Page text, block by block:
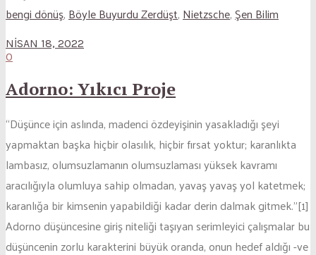
bengi dönüş, Böyle Buyurdu Zerdüşt, Nietzsche,Şen Bilim
NISAN 18, 2022
0
Adorno: Yıkıcı Proje
“Düşünce için aslında, madenci özdeyişinin yasakladığı şeyi
yapmaktan başka hiçbir olasılık, hiçbir fırsat yoktur; karanlıkta
lambasız, olumsuzlamanın olumsuzlaması yüksek kavramı
aracılığıyla olumluya sahip olmadan, yavaş yavaş yol katetmek;
karanlığa bir kimsenin yapabildiği kadar derin dalmak gitmek.”[1]
Adorno düşüncesine giriş niteliği taşıyan serimleyici çalışmalar bu
düşüncenin zorlu karakterini büyük oranda, onun hedef aldığı -ve